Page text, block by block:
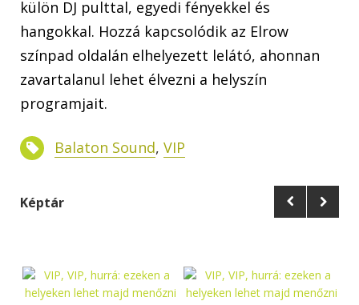
külön DJ pulttal, egyedi fényekkel és
hangokkal. Hozzá kapcsolódik az Elrow
színpad oldalán elhelyezett lelátó, ahonnan
zavartalanul lehet élvezni a helyszín
programjait.
Balaton Sound, VIP
Képtár